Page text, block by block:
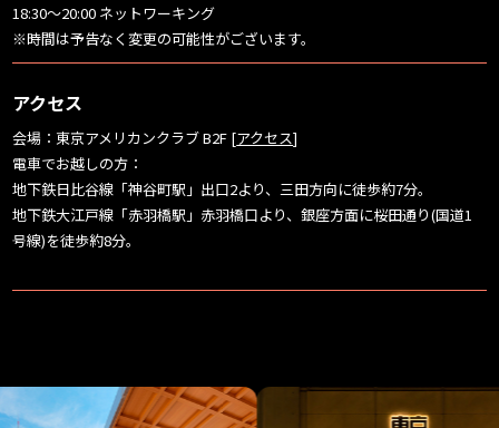
18:30〜20:00 ネットワーキング
※時間は予告なく変更の可能性がございます。
アクセス
会場：東京アメリカンクラブ B2F [アクセス]
電車でお越しの方：
地下鉄日比谷線「神谷町駅」出口2より、三田方向に徒歩約7分。
地下鉄大江戸線「赤羽橋駅」赤羽橋口より、銀座方面に桜田通り(国道1
号線)を徒歩約8分。